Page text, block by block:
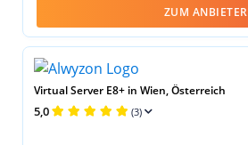
ZUM ANBIETER
Virtual Server E8+ in Wien, Österreich
5,0 (3)